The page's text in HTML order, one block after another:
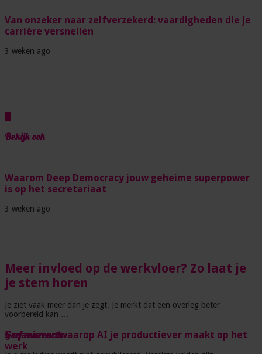
Van onzeker naar zelfverzekerd: vaardigheden die je
carrière versnellen
3 weken ago
Waarom Deep Democracy jouw geheime superpower
is op het secretariaat
3 weken ago
5 manieren waarop AI je productiever maakt op het
werk
Bekijk ook
Meer invloed op de werkvloer? Zo laat je
je stem horen
Je ziet vaak meer dan je zegt. Je merkt dat een overleg beter
voorbereid kan …
Geef een reactie